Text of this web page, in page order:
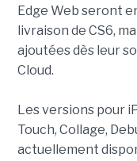
Edge Web seront
livraison de CS6,
ajoutées dès leur
Cloud.
Les versions pour
Touch, Collage,
actuellement